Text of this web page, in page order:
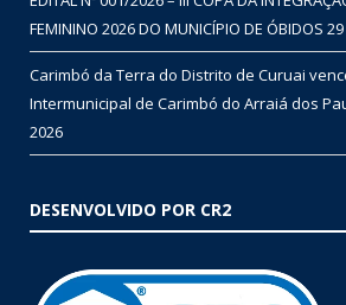
FEMININO 2026 DO MUNICÍPIO DE ÓBIDOS
Carimbó da Terra do Distrito de Curuai
Intermunicipal de Carimbó do Arraiá dos
2026
DESENVOLVIDO POR CR2